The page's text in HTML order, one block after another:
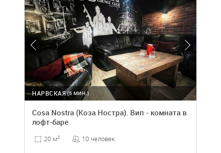
(5 МИН.)
НАРВСКАЯ
Cosa Nostra (Коза Ностра). Вип - комната в
лофт-баре
20 м2 10 человек